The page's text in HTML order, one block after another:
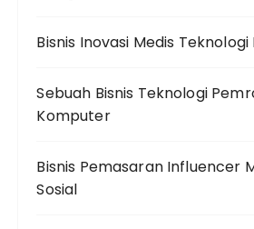
Bisnis Inovasi Medis
Sebuah Bisnis Teknologi
Komputer
Bisnis Pemasaran Influencer
Sosial